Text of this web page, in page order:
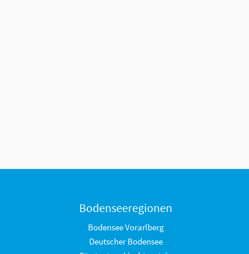
Bodenseeregionen
Bodensee Vorarlberg
Deutscher Bodensee